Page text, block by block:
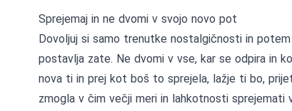
Sprejemaj in ne dvomi v svojo novo pot
Dovoljuj si samo trenutke nostalgičnosti in
postavlja zate. Ne dvomi v vse, kar se odpira in
nova ti in prej kot boš to sprejela, lažje ti bo,
zmogla v čim večji meri in lahkotnosti